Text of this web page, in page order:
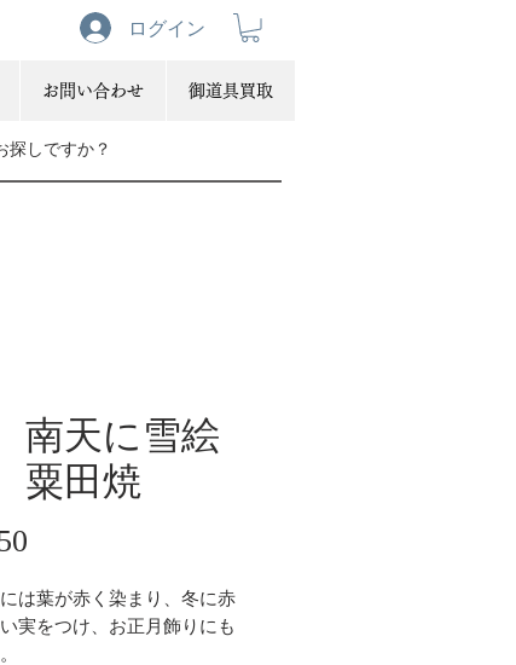
ログイン
お問い合わせ 御道具買取
天に雪絵
田焼
は葉が赤く染まり、冬に赤
実をつけ、お正月飾りにも